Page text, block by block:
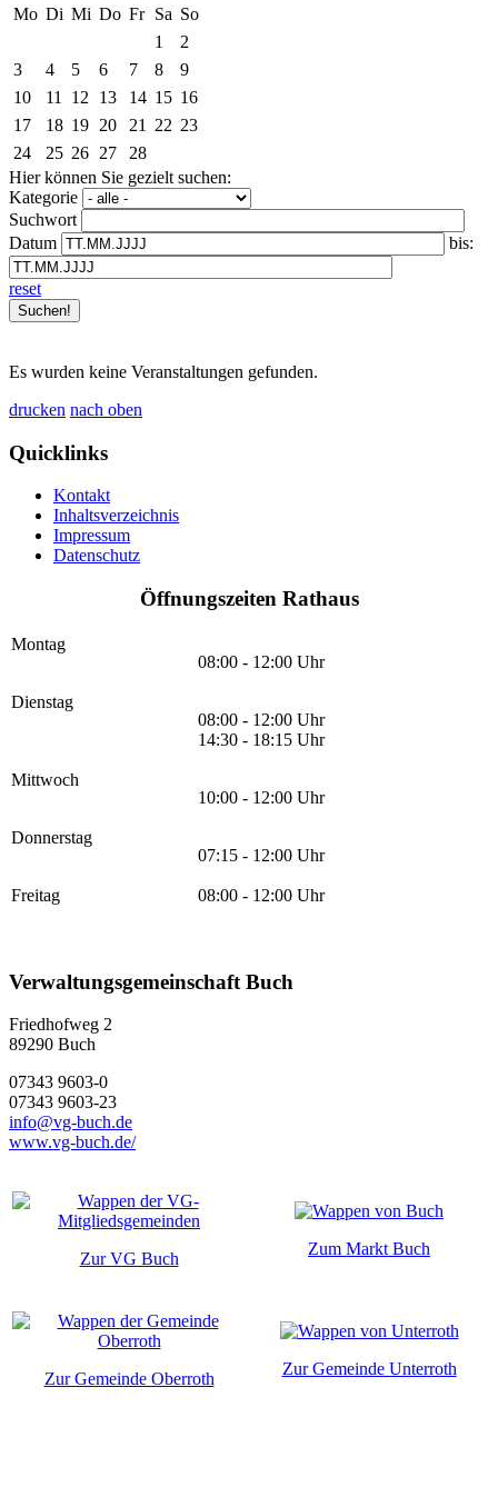
Mo Di Mi Do Fr Sa So
1
2
3
4 5 6 7 8
9
10
11 12 13 14 15 16
17
18 19 20 21 22 23
24
25 26 27
28
Hier können Sie gezielt suchen:
Kategorie
Suchwort
Datum
bis:
reset
Es wurden keine Veranstaltungen gefunden.
drucken nach oben
Quicklinks
Kontakt
Inhaltsverzeichnis
Impressum
Datenschutz
Öffnungszeiten Rathaus
Montag
08:00 - 12:00 Uhr
Dienstag
08:00 - 12:00 Uhr
14:30 - 18:15 Uhr
Mittwoch
10:00 - 12:00 Uhr
Donnerstag
07:15 - 12:00 Uhr
Freitag 08:00 - 12:00 Uhr
Verwaltungsgemeinschaft Buch
Friedhofweg 2
89290 Buch
07343 9603-0
07343 9603-23
info@vg-buch.de
www.vg-buch.de/
Zur VG Buch
Zum Markt Buch
Zur Gemeinde Oberroth
Zur Gemeinde Unterroth